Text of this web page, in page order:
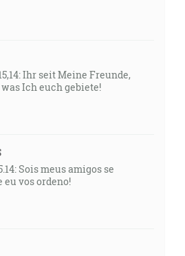
Ihr seit Meine Freunde,
Ich euch gebiete!
Sois meus amigos se
eu vos ordeno!